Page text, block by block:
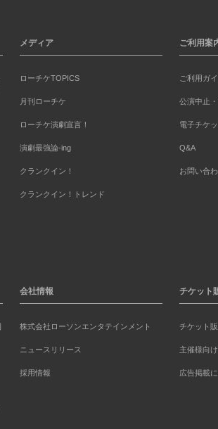
メディア
ローチケTOPICS
月刊ローチケ
ローチケ演劇宣言！
演劇最強論-ing
クランクイン！
クランクイン！トレンド
ご利用案
ご利用ガ
公演中止
電子チケ
Q&A
お問い合
会社情報
株式会社ローソンエンタテインメント
ニュースリリース
採用情報
チケット
チケット
主催様向
広告掲載